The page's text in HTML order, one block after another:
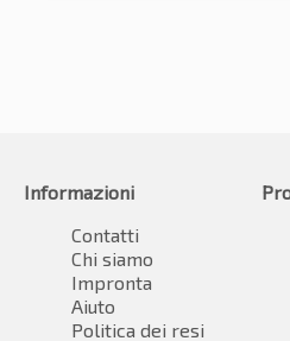
Informazioni
Contatti
Chi siamo
Impronta
Aiuto
Politica dei resi